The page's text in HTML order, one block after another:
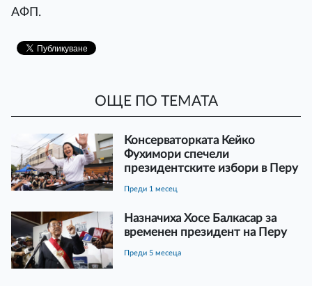
АФП.
ОЩЕ ПО ТЕМАТА
Консерваторката Кейко
Фухимори спечели
президентските избори в Перу
преди 1 месец
Назначиха Хосе Балкасар за
временен президент на Перу
преди 5 месеца